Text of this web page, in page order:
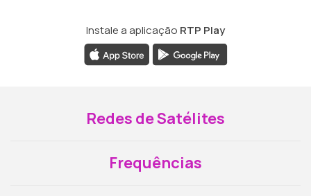
Instale a aplicação RTP Play
Redes de Satélites
Frequências